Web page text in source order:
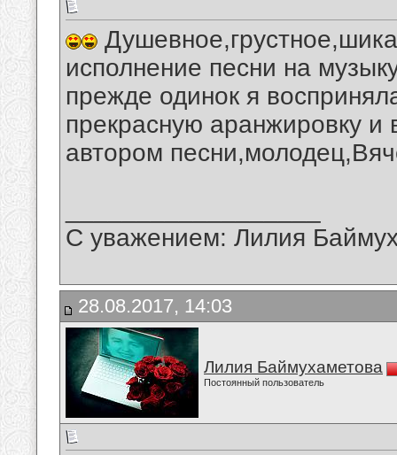
исполнение песни на
прежде одинок я
прекрасную аранжировку
автором
С уважением: Лилия
28.08.2017, 14:03
Лилия Баймухаметова
Постоянный пользователь